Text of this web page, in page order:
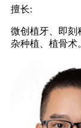
擅长:
微创植牙、即刻
杂种植、植骨术